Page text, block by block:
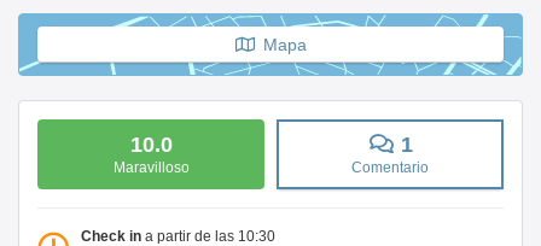
Mapa
10.0
Maravilloso
1
Comentario
Check in a partir de las 10:30